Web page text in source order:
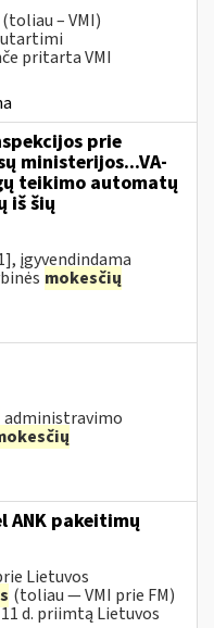
– VMI)
pritarta VMI
prie
ministerijos...VA-
teikimo automatų
iš šių
įgyvendindama
mokesčių
administravimo
ANK pakeitimų
Lietuvos
(toliau — VMI prie FM)
d. priimtą Lietuvos